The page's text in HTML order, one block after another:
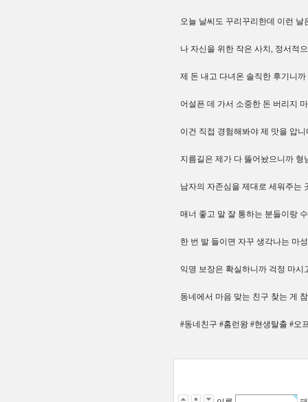
오늘 날씨도 꾸리꾸리한데 이런
나 자신을 위한 작은 사치, 정서적
제 돈 내고 다녀온 솔직한 후기니
어설픈 데 가서 소중한 돈 버리지
이건 직접 경험해봐야 제 맛을 압
지름길은 제가 다 뚫어놨으니까
남자의 자존심을 제대로 세워주는
매너 좋고 말 잘 통하는 분들이랑
한 번 발 들이면 자꾸 생각나는 마
익명 보장은 확실하니까 걱정 마
동네에서 마음 맞는 친구 찾는 게
#동네친구 #홈런왕 #현생탈출 #오